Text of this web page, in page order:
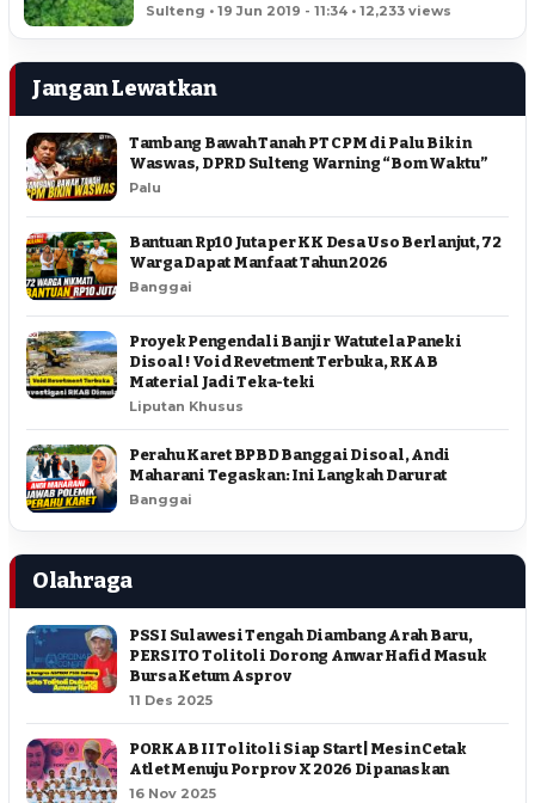
HEKTAR
Sulteng • 19 Jun 2019 - 11:34 • 12,233 views
Jangan Lewatkan
Tambang Bawah Tanah PT CPM di Palu Bikin
Waswas, DPRD Sulteng Warning “Bom Waktu”
Palu
Bantuan Rp10 Juta per KK Desa Uso Berlanjut, 72
Warga Dapat Manfaat Tahun 2026
Banggai
Proyek Pengendali Banjir Watutela Paneki
Disoal ! Void Revetment Terbuka, RKAB
Material Jadi Teka-teki
Liputan Khusus
Perahu Karet BPBD Banggai Disoal, Andi
Maharani Tegaskan: Ini Langkah Darurat
Banggai
Olahraga
PSSI Sulawesi Tengah Diambang Arah Baru,
PERSITO Tolitoli Dorong Anwar Hafid Masuk
Bursa Ketum Asprov
11 Des 2025
PORKAB II Tolitoli Siap Start | Mesin Cetak
Atlet Menuju Porprov X 2026 Dipanaskan
16 Nov 2025